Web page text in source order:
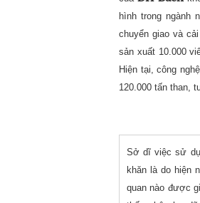
hình trong ngành
chuyển giao và
sản xuất 10.000
Hiện tại, công
120.000 tấn than,
Sở dĩ việc sử
khăn là do hiện
quan nào được